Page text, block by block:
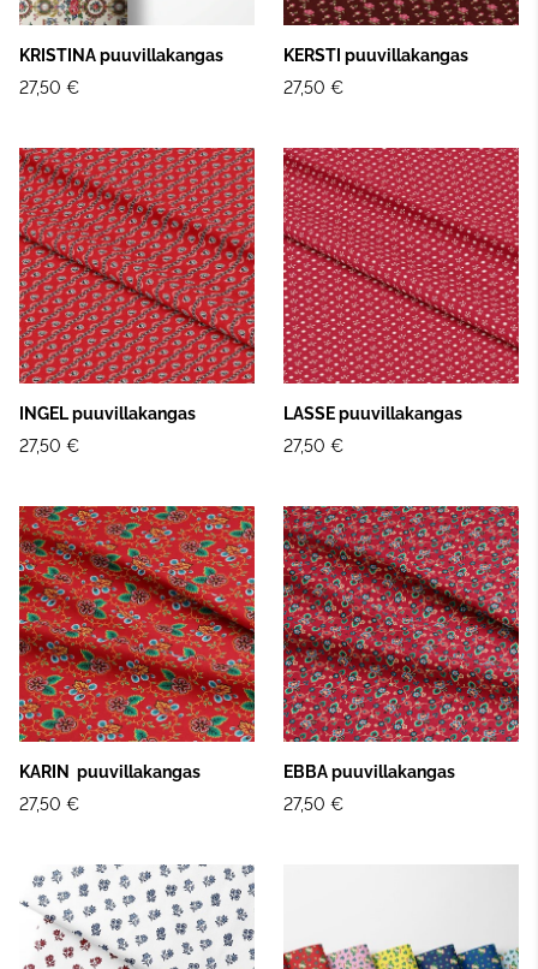
KRISTINA puuvillakangas
27,50 €
KERSTI puuvillakangas
27,50 €
INGEL puuvillakangas
27,50 €
LASSE puuvillakangas
27,50 €
KARIN puuvillakangas
27,50 €
EBBA puuvillakangas
27,50 €